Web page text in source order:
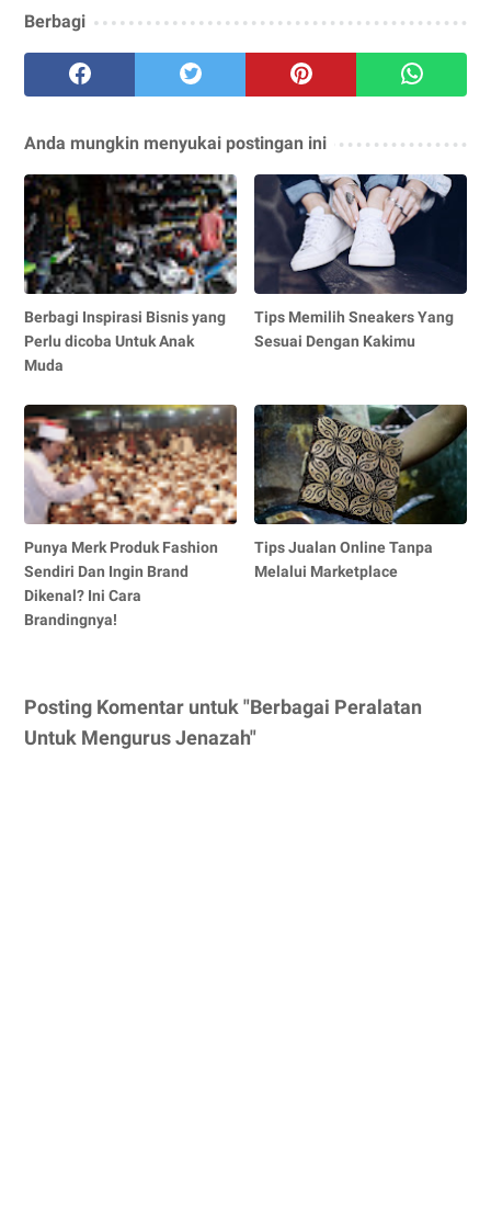
Berbagi
Anda mungkin menyukai postingan ini
Berbagi Inspirasi Bisnis yang
Perlu dicoba Untuk Anak
Muda
Tips Memilih Sneakers Yang
Sesuai Dengan Kakimu
Punya Merk Produk Fashion
Sendiri Dan Ingin Brand
Dikenal? Ini Cara
Brandingnya!
Tips Jualan Online Tanpa
Melalui Marketplace
Posting Komentar untuk "Berbagai Peralatan
Untuk Mengurus Jenazah"